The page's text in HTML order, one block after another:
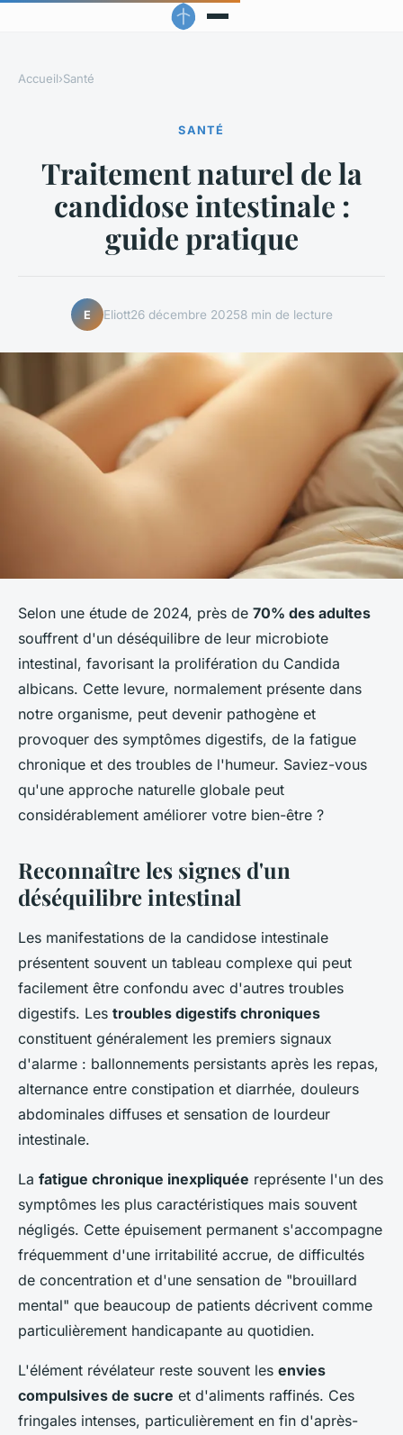
Accueil›Santé
SANTÉ
Traitement naturel de la
candidose intestinale :
guide pratique
E Eliott26 décembre 20258 min de lecture
Selon une étude de 2024, près de 70% des adultes
souffrent d'un déséquilibre de leur microbiote
intestinal, favorisant la prolifération du Candida
albicans. Cette levure, normalement présente dans
notre organisme, peut devenir pathogène et
provoquer des symptômes digestifs, de la fatigue
chronique et des troubles de l'humeur. Saviez-vous
qu'une approche naturelle globale peut
considérablement améliorer votre bien-être ?
Reconnaître les signes d'un
déséquilibre intestinal
Les manifestations de la candidose intestinale
présentent souvent un tableau complexe qui peut
facilement être confondu avec d'autres troubles
digestifs. Les troubles digestifs chroniques
constituent généralement les premiers signaux
d'alarme : ballonnements persistants après les repas,
alternance entre constipation et diarrhée, douleurs
abdominales diffuses et sensation de lourdeur
intestinale.
La fatigue chronique inexpliquée représente l'un des
symptômes les plus caractéristiques mais souvent
négligés. Cette épuisement permanent s'accompagne
fréquemment d'une irritabilité accrue, de difficultés
de concentration et d'une sensation de "brouillard
mental" que beaucoup de patients décrivent comme
particulièrement handicapante au quotidien.
L'élément révélateur reste souvent les envies
compulsives de sucre et d'aliments raffinés. Ces
fringales intenses, particulièrement en fin d'après-